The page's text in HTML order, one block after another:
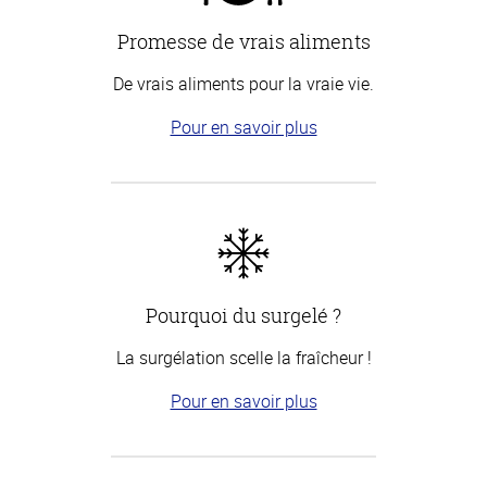
Promesse de vrais aliments
De vrais aliments pour la vraie vie.
Pour en savoir plus
Pourquoi du surgelé ?
La surgélation scelle la fraîcheur !
Pour en savoir plus